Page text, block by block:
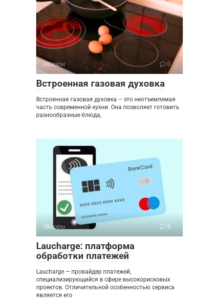
Обзоры 0
Встроенная газовая духовка
Встроенная газовая духовка – это неотъемлемая
часть современной кухни. Она позволяет готовить
разнообразные блюда,
Обзоры 0
Laucharge: платформа
обработки платежей
Laucharge — провайдер платежей,
специализирующийся в сфере высокорисковых
проектов. Отличительной особенностью сервиса
является его